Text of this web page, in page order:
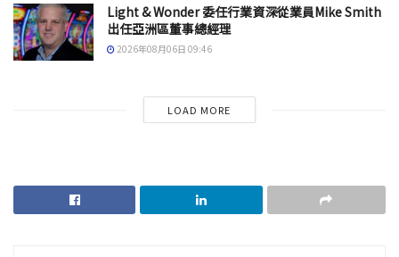
Light & Wonder 委任行業資深從業員Mike Smith
出任亞洲區董事總經理
2026年08月06日 09:46
LOAD MORE